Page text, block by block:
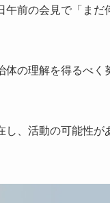
前の会見で「ま
の理解を得るべ
、活動の可能性が